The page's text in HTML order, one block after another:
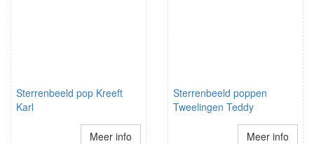
Sterrenbeeld pop Kreeft
Karl
Meer info
Sterrenbeeld poppen
Tweelingen Teddy
Meer info